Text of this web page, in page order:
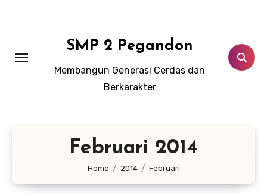
SMP 2 Pegandon
Membangun Generasi Cerdas dan
Berkarakter
Februari 2014
Home 2014 Februari